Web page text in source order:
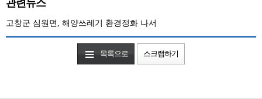
관련뉴스
고창군 심원면, 해양쓰레기 환경정화 나서
목록으로 스크랩하기